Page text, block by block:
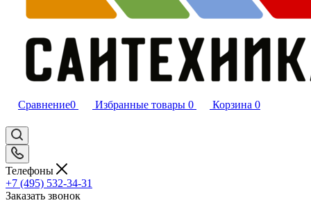
Сравнение0 Избранные товары 0 Корзина 0
Телефоны
+7 (495) 532‑34‑31
Заказать звонок